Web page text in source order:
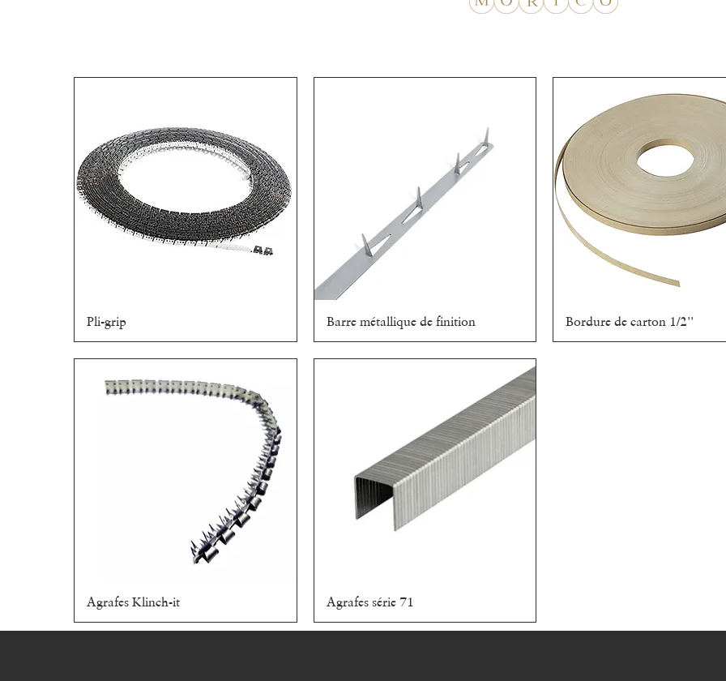
Pli-grip Aperçu rapide
Barre métallique de finition Aperçu rapide
Bordure de carton 1/2''
Aperçu rapide
Agrafes Klinch-it Aperçu rapide
Agrafes série 71